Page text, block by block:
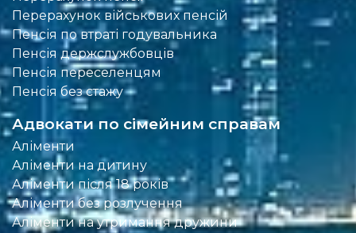
Перерахунок військових пенсій
Пенсія по втраті годувальника
Пенсія держслужбовців
Пенсія переселенцям
Пенсія без стажу
Адвокати по сімейним справам
Аліменти
Аліменти на дитину
Аліменти після 18 років
Аліменти без розлучення
Аліменти на утримання дружини